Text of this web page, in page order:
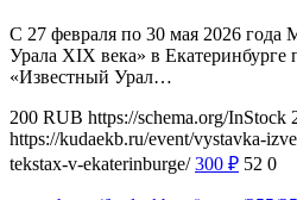
С 27 февраля по 30 мая 2026 года
Урала XIX века» в Екатеринбурге
«Известный Урал…
200 RUB https://schema.org/InStock
https://kudaekb.ru/event/vystavka-
tekstax-v-ekaterinburge/ 300 ₽ 52 0